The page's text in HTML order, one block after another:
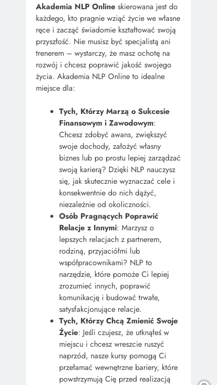
Akademia NLP Online skierowana jest do
każdego, kto pragnie wziąć życie we własne
ręce i zacząć świadomie kształtować swoją
przyszłość. Nie musisz być specjalistą ani
trenerem – wystarczy, że masz ochotę na
rozwój i chcesz poprawić jakość swojego
życia. Akademia NLP Online to idealne
miejsce dla:
Tych, Którzy Marzą o Sukcesie
Finansowym i Zawodowym:
Chcesz zdobyć awans, zwiększyć
swoje dochody, założyć własny
biznes lub po prostu lepiej zarządzać
swoją karierą? Dzięki NLP nauczysz
się, jak skutecznie wyznaczać cele i
konsekwentnie do nich dążyć,
niezależnie od okoliczności.
Osób Pragnących Poprawić
Relacje z Innymi: Marzysz o
lepszych relacjach z partnerem,
rodziną, przyjaciółmi lub
współpracownikami? NLP to
narzędzie, które pomoże Ci lepiej
zrozumieć innych, poprawić
komunikację i budować trwałe,
satysfakcjonujące relacje.
Tych, Którzy Chcą Zmienić Swoje
Życie: Jeśli czujesz, że utknąłeś w
miejscu i chcesz wreszcie ruszyć
naprzód, nasze kursy pomogą Ci
przełamać wewnętrzne bariery, które
powstrzymują Cię przed realizacją